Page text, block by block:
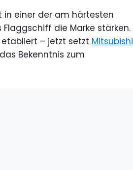
in einer der am härtesten
die Marke stärken.
– jetzt setzt Mitsubishi
Bekenntnis zum